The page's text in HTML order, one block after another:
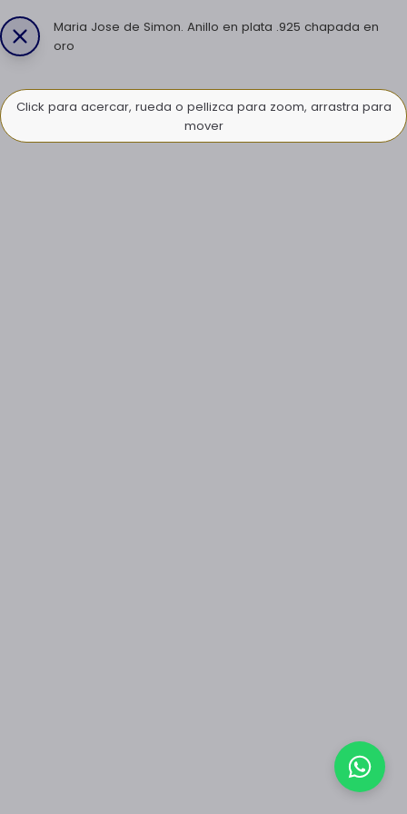
Maria Jose de Simon. Anillo en plata .925 chapada en
oro
Click para acercar, rueda o pellizca para zoom, arrastra para
mover